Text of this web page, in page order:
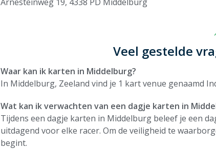
Veel gestelde
Waar kan ik karten in Middelburg?
In Middelburg, Zeeland vind je 1 kart venue genaamd
Wat kan ik verwachten van een dagje karten in
Tijdens een dagje karten in Middelburg beleef je een
uitdagend voor elke racer. Om de veiligheid te
begint.